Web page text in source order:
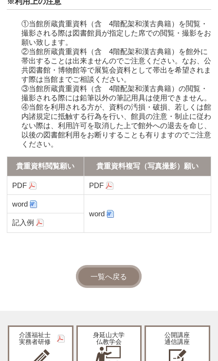
①当館所蔵貴重資料（含 4階配架和漢古典籍）を閲覧・
撮影される際は図書館員が指定した席での閲覧・撮影をお
願い致します。
②当館所蔵貴重資料（含 4階配架和漢古典籍）を館外に
帯出することは出来ませんのでご注意ください。なお、公
共図書館・博物館等で展覧会資料として帯出を希望されま
す際は当館までご相談ください。
③当館所蔵貴重資料（含 4階配架和漢古典籍）の閲覧・
撮影される際には鉛筆以外の筆記用具は使用できません。
④当館を利用される方が、資料の汚損・破損、若しくは館
内諸規定に抵触する行為を行い、館員の注意・制止に従わ
ない際は、利用許可を取消した上で館外への退去を命じ、
以後の図書館利用をお断りすることも有りますのでご注意
ください。
貴重資料閲覧願い 貴重資料複写（写真撮影）願い
PDF PDF
word
word
記入例
一覧へ戻る
介護福祉士
実務者研修
身延山大学
仏教学会
公開講座
通信講座